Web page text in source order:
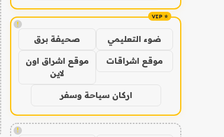
!
ضوء التعليمي صحيفة برق
موقع اشراقات
موقع اشراق اون
لاين
اركان سياحة وسفر
!